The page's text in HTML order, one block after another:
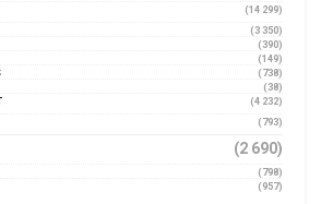
(14 299)
(3 350)
(390)
(149)
(738)
(38)
(4 232)
(793)
(2 690)
(798)
(957)